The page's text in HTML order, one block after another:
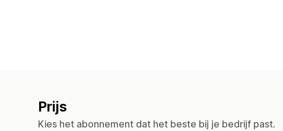
Prijs
Kies het abonnement dat het beste bij je bedrijf past.